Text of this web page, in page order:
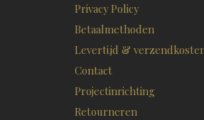
Privacy Policy
Betaalmethoden
Levertijd &
Contact
Projectinrichting
Retourneren